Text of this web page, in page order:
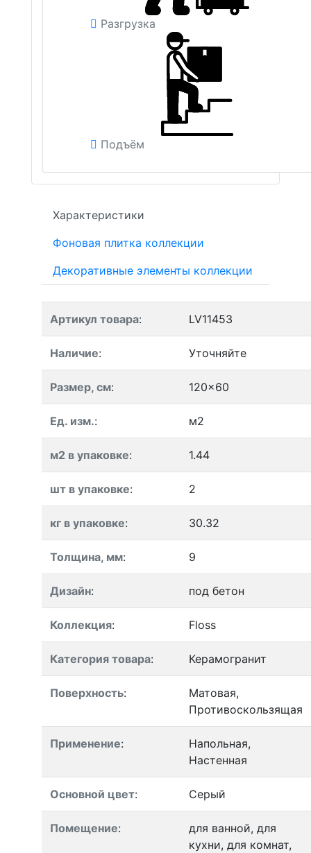
Разгрузка
Подъём
Характеристики
Фоновая плитка коллекции
Декоративные элементы коллекции
Артикул товара: LV11453
Наличие: Уточняйте
Размер, см: 120x60
Ед. изм.: м2
м2 в упаковке: 1.44
шт в упаковке: 2
кг в упаковке: 30.32
Толщина, мм: 9
Дизайн: под бетон
Коллекция: Floss
Категория товара: Керамогранит
Поверхность:
Матовая,
Противоскользящая
Применение:
Напольная,
Настенная
Основной цвет: Серый
Помещение:
для ванной, для
кухни, для комнат,